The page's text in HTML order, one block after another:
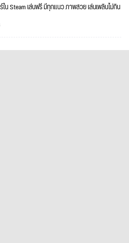
ร์ใน Steam เล่นฟรี มีทุกแนว ภาพสวย เล่นเพลินไม่กิน